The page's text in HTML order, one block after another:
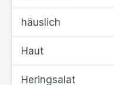
häuslich
Haut
Heringsalat